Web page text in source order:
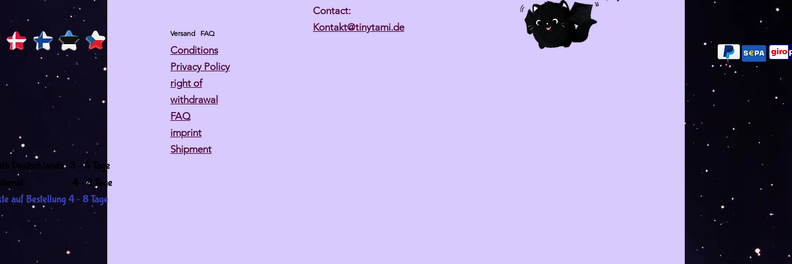
Deutschlands 3 -6 Tage
4 - 8 Tage
Versand FAQ
Conditions
Privacy Policy
right of
withdrawal
FAQ
imprint
Shipment
auf Bestellung 4 - 8 Tage
Contact:
Kontakt@tinytami.de